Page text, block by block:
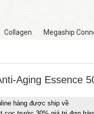
Collagen Megaship
Aging Essence
hàng được ship về